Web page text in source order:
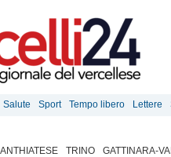
Salute Sport Tempo libero Lettere
TRINO GATTINARA-